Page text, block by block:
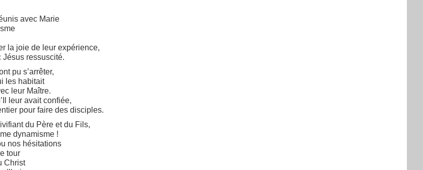
avec Marie
la joie de leur expérience,
Jésus ressuscité.
pu s’arrêter,
les habitait
leur Maître.
leur avait confiée,
pour faire des disciples.
du Père et du Fils,
dynamisme !
nos hésitations
tour
Christ